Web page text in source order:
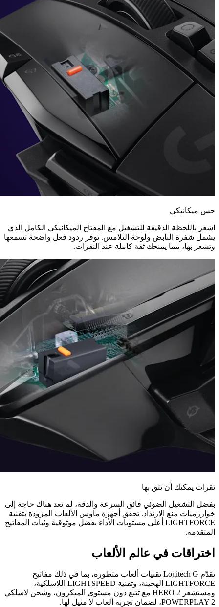
حس ميكانيكي
اشعر باللحظة الدقيقة للتشغيل مع المفتاح الميكانيكي الكامل الذي
يشمل شفرة النابض ولوحة التلامس. توفر ردود فعل واضحة تسمعها
وتشعر بها، مما يمنحك ثقة كاملة عند النقرات.
نقرات يمكنك أن تثق بها
بفضل التشغيل الضوئي فائق السرعة والدقة، لم تعد هناك حاجة إلى
خوارزميات منع الارتداد. تحقق أجهزة ماوس الألعاب المزودة بتقنية
LIGHTFORCE أعلى مستويات الأداء بفضل موثوقية وثبات المفاتيح
المتقدمة.
اختراقات في عالم الألعاب
تقدّم Logitech G تقنيات ألعاب متطورة، بما في ذلك مفاتيح
LIGHTFORCE الهجينة، وتقنية LIGHTSPEED اللاسلكية،
ومستشعر HERO 2 مع تتبع دون مستوى الميكرون، وشحن لاسلكي
POWERPLAY 2، لضمان تجربة ألعاب لا مثيل لها.